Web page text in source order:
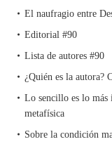
El naufragio entre
Editorial #90
Lista de autores #90
¿Quién es la autora?
Lo sencillo es lo más
metafísica
Sobre la condición